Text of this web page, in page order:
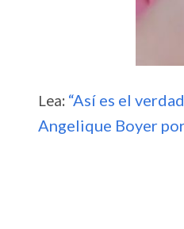
Lea: “Así es el
Angelique Boyer